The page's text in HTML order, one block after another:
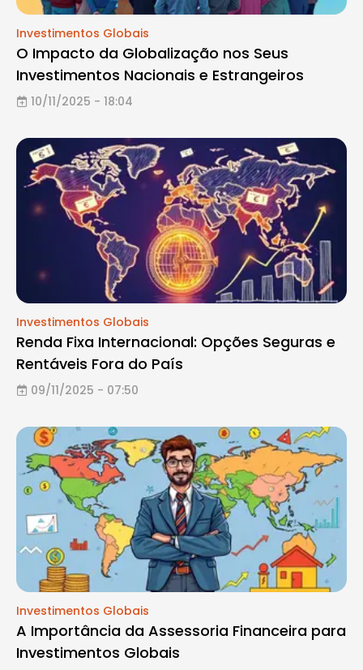
Investimentos Globais
O Impacto da Globalização nos Seus
Investimentos Nacionais e Estrangeiros
10/11/2025 - 18:04
Investimentos Globais
Renda Fixa Internacional: Opções Seguras e
Rentáveis Fora do País
09/11/2025 - 07:50
Investimentos Globais
A Importância da Assessoria Financeira para
Investimentos Globais